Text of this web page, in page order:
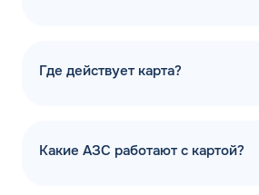
Где действует карта?
Какие АЗС работают с картой?